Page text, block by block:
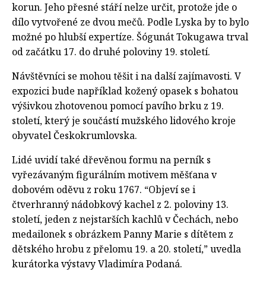
korun. Jeho přesné stáří nelze určit, protože jde o
dílo vytvořené ze dvou mečů. Podle Lyska by to bylo
možné po hlubší expertíze. Šógunát Tokugawa trval
od začátku 17. do druhé poloviny 19. století.
Návštěvníci se mohou těšit i na další zajímavosti. V
expozici bude například kožený opasek s bohatou
výšivkou zhotovenou pomocí pavího brku z 19.
století, který je součástí mužského lidového kroje
obyvatel Českokrumlovska.
Lidé uvidí také dřevěnou formu na perník s
vyřezávaným figurálním motivem měšťana v
dobovém oděvu z roku 1767. “Objeví se i
čtverhranný nádobkový kachel z 2. poloviny 13.
století, jeden z nejstarších kachlů v Čechách, nebo
medailonek s obrázkem Panny Marie s dítětem z
dětského hrobu z přelomu 19. a 20. století,” uvedla
kurátorka výstavy Vladimíra Podaná.